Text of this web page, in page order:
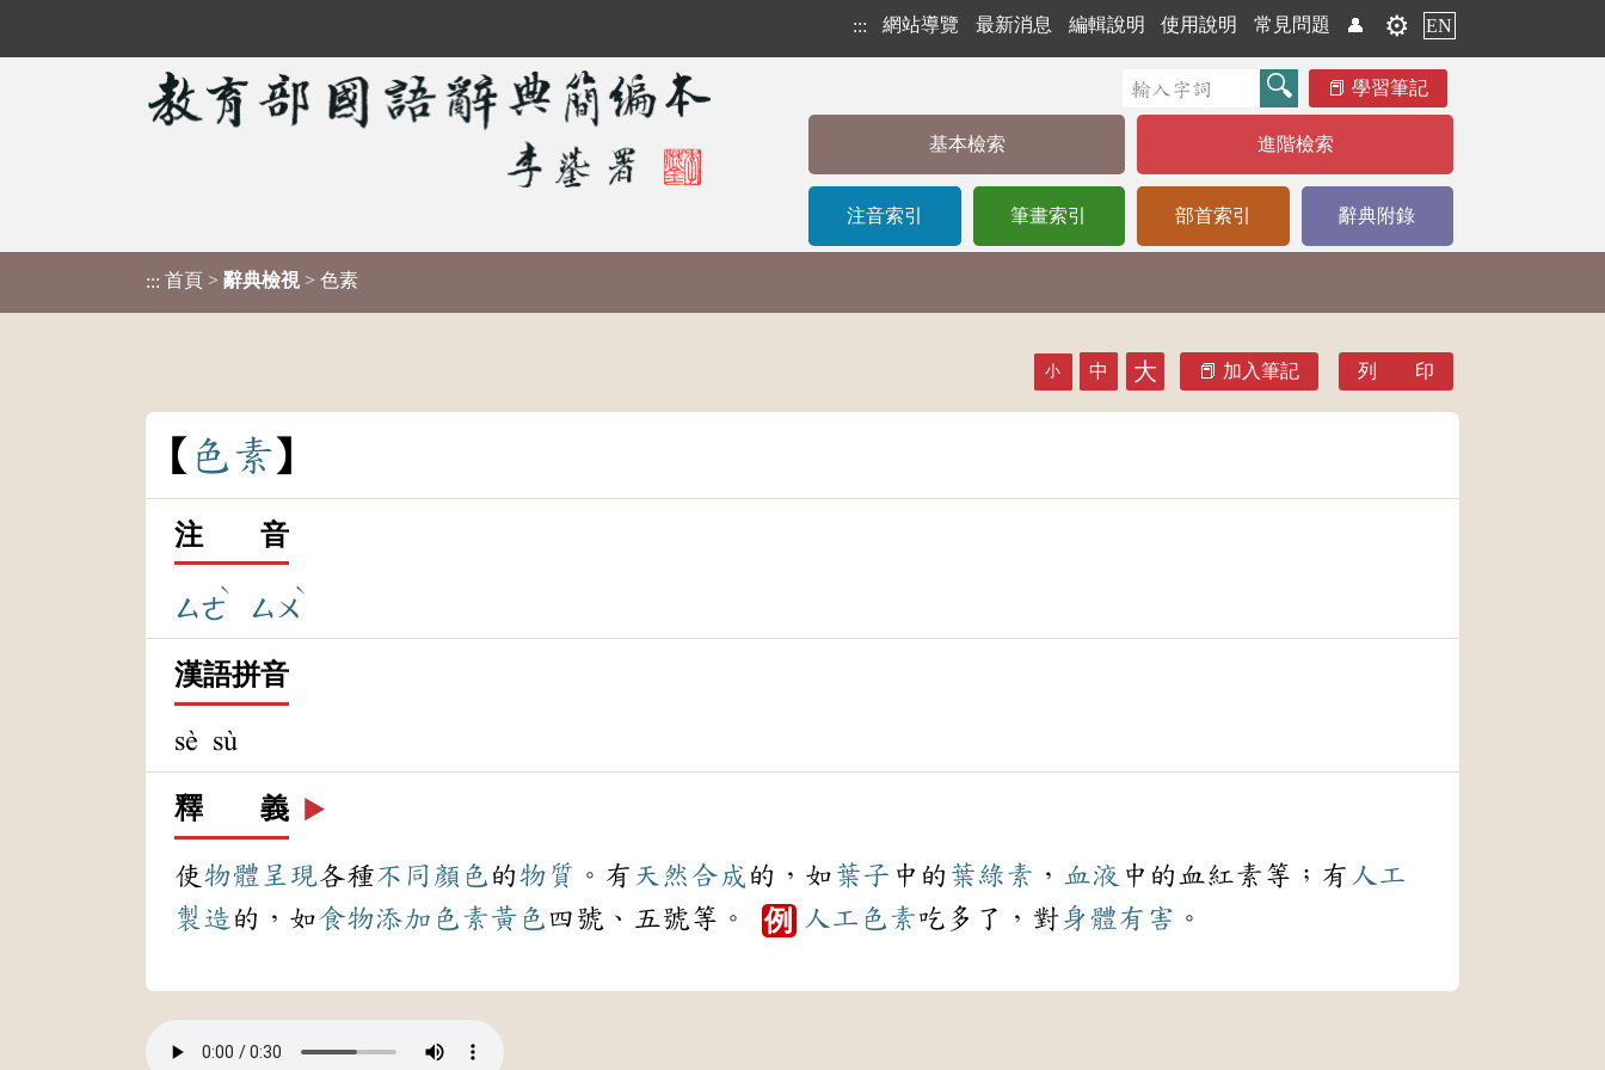
::: 網站導覽 最新消息 編輯說明 使用說明 常見問題 👤 ⚙️ EN
學習筆記
基本檢索 進階檢索
注音索引 筆畫索引 部首索引 辭典附錄
::: 首頁 > 辭典檢視 > 色素
小 中 大 加入筆記 列 印
色素
注 音
ㄙㄜ
ˋ
ㄙㄨ
ˋ
漢語拼音
sè sù
釋 義 ▶️
使 物體 呈現各種不同 顏色 的物質 。有 天然合成 的，如 葉子 中的 葉綠素 ， 血液 中的血紅素等；有 人工
製造 的，如食物添加 色素黃色四號、五號等。 例 人工 色素吃多了，對身體有害 。